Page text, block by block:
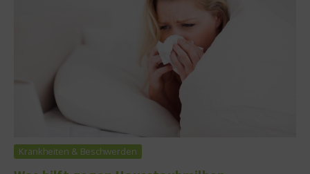
Krankheiten & Beschwerden